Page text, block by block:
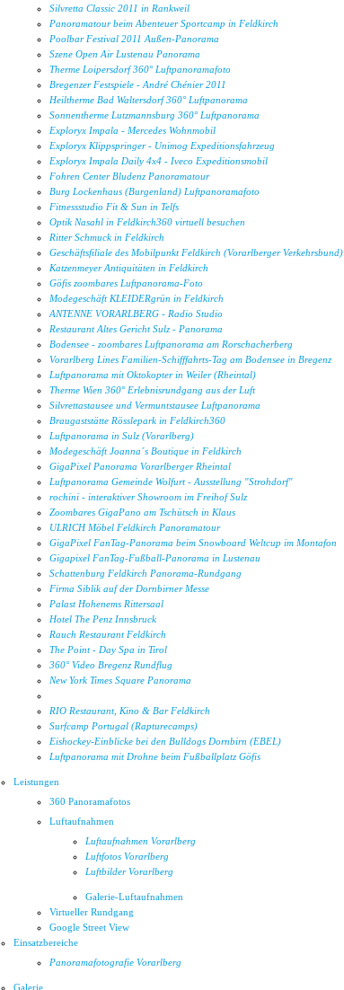
Silvretta Classic 2011 in Rankweil
Panoramatour beim Abenteuer Sportcamp in Feldkirch
Poolbar Festival 2011 Außen-Panorama
Szene Open Air Lustenau Panorama
Therme Loipersdorf 360° Luftpanoramafoto
Bregenzer Festspiele - André Chénier 2011
Heiltherme Bad Waltersdorf 360° Luftpanorama
Sonnentherme Lutzmannsburg 360° Luftpanorama
Exploryx Impala - Mercedes Wohnmobil
Exploryx Klippspringer - Unimog Expeditionsfahrzeug
Exploryx Impala Daily 4x4 - Iveco Expeditionsmobil
Fohren Center Bludenz Panoramatour
Burg Lockenhaus (Burgenland) Luftpanoramafoto
Fitnessstudio Fit & Sun in Telfs
Optik Nasahl in Feldkirch360 virtuell besuchen
Ritter Schmuck in Feldkirch
Geschäftsfiliale des Mobilpunkt Feldkirch (Vorarlberger Verkehrsbund)
Katzenmeyer Antiquitäten in Feldkirch
Göfis zoombares Luftpanorama-Foto
Modegeschäft KLEIDERgrün in Feldkirch
ANTENNE VORARLBERG - Radio Studio
Restaurant Altes Gericht Sulz - Panorama
Bodensee - zoombares Luftpanorama am Rorschacherberg
Vorarlberg Lines Familien-Schifffahrts-Tag am Bodensee in Bregenz
Luftpanorama mit Oktokopter in Weiler (Rheintal)
Therme Wien 360° Erlebnisrundgang aus der Luft
Silvrettastausee und Vermuntstausee Luftpanorama
Braugaststätte Rösslepark in Feldkirch360
Luftpanorama in Sulz (Vorarlberg)
Modegeschäft Joanna´s Boutique in Feldkirch
GigaPixel Panorama Vorarlberger Rheintal
Luftpanorama Gemeinde Wolfurt - Ausstellung "Strohdorf"
rochini - interaktiver Showroom im Freihof Sulz
Zoombares GigaPano am Tschütsch in Klaus
ULRICH Möbel Feldkirch Panoramatour
GigaPixel FanTag-Panorama beim Snowboard Weltcup im Montafon
Gigapixel FanTag-Fußball-Panorama in Lustenau
Schattenburg Feldkirch Panorama-Rundgang
Firma Siblik auf der Dornbirner Messe
Palast Hohenems Rittersaal
Hotel The Penz Innsbruck
Rauch Restaurant Feldkirch
The Point - Day Spa in Tirol
360° Video Bregenz Rundflug
New York Times Square Panorama
RIO Restaurant, Kino & Bar Feldkirch
Surfcamp Portugal (Rapturecamps)
Eishockey-Einblicke bei den Bulldogs Dornbirn (EBEL)
Luftpanorama mit Drohne beim Fußballplatz Göfis
Leistungen
360 Panoramafotos
Luftaufnahmen
Luftaufnahmen Vorarlberg
Luftfotos Vorarlberg
Luftbilder Vorarlberg
Galerie-Luftaufnahmen
Virtueller Rundgang
Google Street View
Einsatzbereiche
Panoramafotografie Vorarlberg
Galerie